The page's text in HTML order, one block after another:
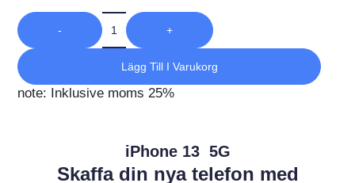
- +
Lägg Till I Varukorg
note: Inklusive moms 25%
iPhone 13 5G
Skaffa din nya telefon med